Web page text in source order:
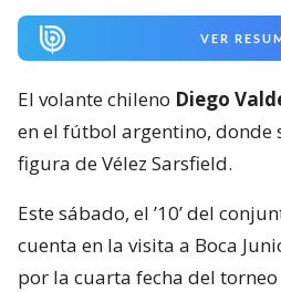
VER
El volante chileno Diego
en el fútbol argentino, donde
figura de Vélez Sarsfield.
Este sábado, el ’10’ del
cuenta en la visita a Boca
por la cuarta fecha del torneo